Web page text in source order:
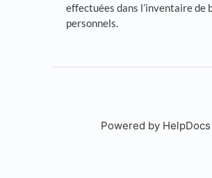
effectuées dans l’inventaire de
personnels.
Powered by HelpDocs